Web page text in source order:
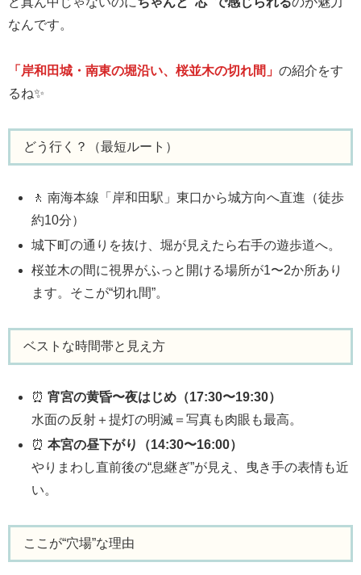
なんです。
「岸和田城・南東の堀沿い、桜並木の切れ間」 の紹介をす
るね✨
どう行く？（最短ルート）
🚶 南海本線「岸和田駅」東口から城方向へ直進（徒歩
約10分）
城下町の通りを抜け、堀が見えたら右手の遊歩道へ。
桜並木の間に視界がふっと開ける場所が1〜2か所あり
ます。そこが“切れ間”。
ベストな時間帯と見え方
⏰宵宮の黄昏〜夜はじめ（17:30〜19:30）
水面の反射＋提灯の明滅＝写真も肉眼も最高。
⏰本宮の昼下がり（14:30〜16:00）
やりまわし直前後の“息継ぎ”が見え、曳き手の表情も近
い。
ここが“穴場”な理由